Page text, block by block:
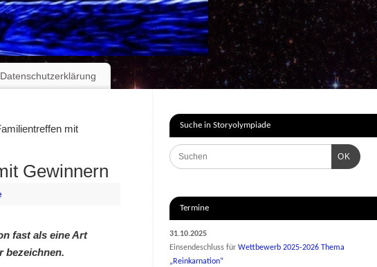
Datenschutzerklärung
mit
Gewinnern
fast als eine Art
bezeichnen.
Suche in Storyolympiade
OK
Termine
31.10.2025
Einsendeschluss für Wettbewerb 2025-2026 Thema
„Reinkarnation“